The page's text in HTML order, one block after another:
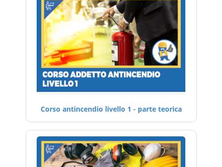
Corso antincendio livello 1 - parte teorica